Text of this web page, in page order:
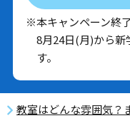
※本キャンペーン終了
8月24日(月)から新
す。
教室はどんな雰囲気？